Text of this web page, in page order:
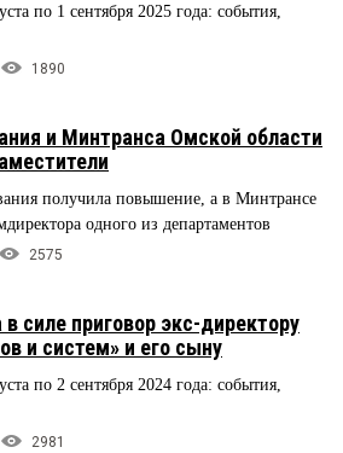
по 1 сентября 2025 года: события,
1890
и Минтранса Омской области
получила повышение, а в Минтрансе
одного из департаментов
2575
силе приговор экс-директору
и систем» и его сыну
по 2 сентября 2024 года: события,
2981